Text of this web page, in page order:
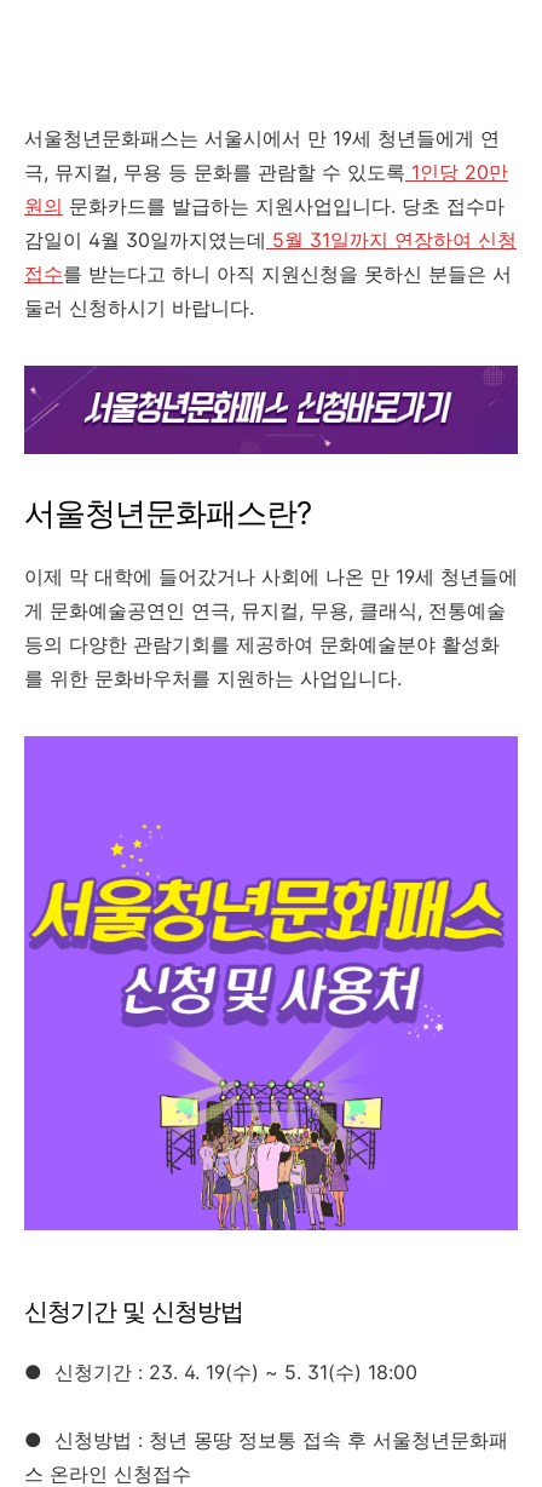
서울청년문화패스는 서울시에서 만 19세 청년들에게 연
극, 뮤지컬, 무용 등 문화를 관람할 수 있도록 1인당 20만
원의 문화카드를 발급하는 지원사업입니다. 당초 접수마
감일이 4월 30일까지였는데 5월 31일까지 연장하여 신청
접수를 받는다고 하니 아직 지원신청을 못하신 분들은 서
둘러 신청하시기 바랍니다.
서울청년문화패스란?
이제 막 대학에 들어갔거나 사회에 나온 만 19세 청년들에
게 문화예술공연인 연극, 뮤지컬, 무용, 클래식, 전통예술
등의 다양한 관람기회를 제공하여 문화예술분야 활성화
를 위한 문화바우처를 지원하는 사업입니다.
신청기간 및 신청방법
● 신청기간 : 23. 4. 19(수) ~ 5. 31(수) 18:00
● 신청방법 : 청년 몽땅 정보통 접속 후 서울청년문화패
스 온라인 신청접수